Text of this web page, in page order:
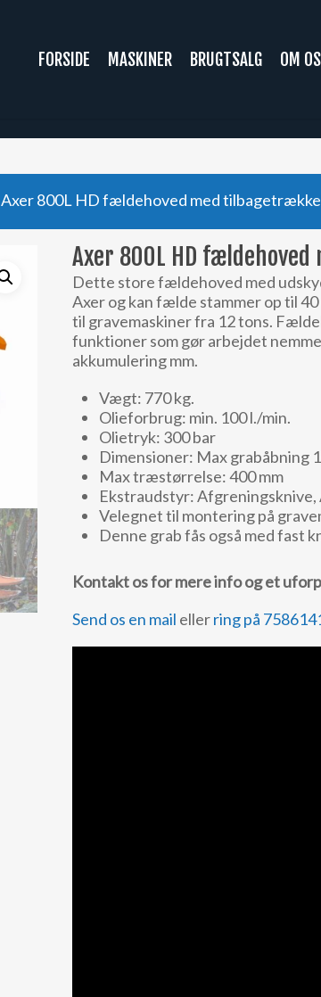
FORSIDE MASKINER BRUGTSALG OM OS
Axer 800L HD fældehoved med
Axer 800L HD
Dette store fældehoved med
Axer og kan fælde stammer op til
til gravemaskiner fra 12 tons.
funktioner som gør arbejdet
akkumulering mm.
Vægt: 770 kg.
Olieforbrug: min. 100 l./min.
Olietryk: 300 bar
Dimensioner: Max grabåbning
Max træstørrelse: 400 mm
Ekstraudstyr:
Velegnet til montering på
Denne grab fås også med fast
Kontakt os for mere info og et
Send os en mail ellerring på